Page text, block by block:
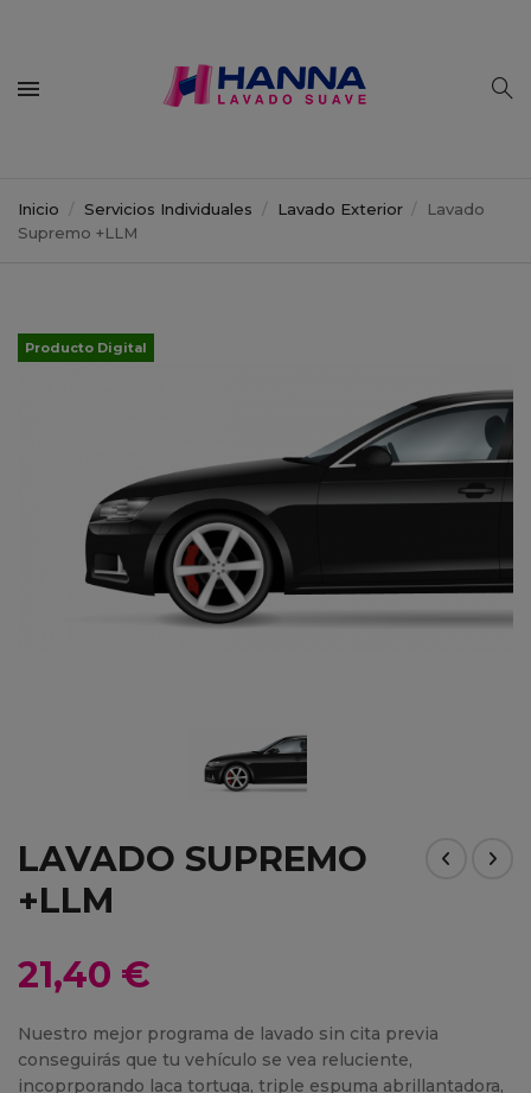
Inicio Servicios Individuales Lavado Exterior
Lavado
Supremo +LLM
Producto Digital
LAVADO SUPREMO
+LLM
21,40 €
Nuestro mejor programa de lavado sin cita previa
conseguirás que tu vehículo se vea reluciente,
incoprporando laca tortuga, triple espuma abrillantadora,